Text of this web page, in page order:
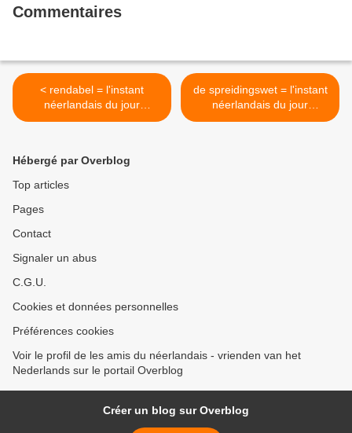
Commentaires
< rendabel = l'instant
néerlandais du jour
(2024_01_18)
de spreidingswet = l'instant
néerlandais du jour
(2024_01_22) >
Hébergé par Overblog
Top articles
Pages
Contact
Signaler un abus
C.G.U.
Cookies et données personnelles
Préférences cookies
Voir le profil de les amis du néerlandais - vrienden van het
Nederlands sur le portail Overblog
Créer un blog sur Overblog